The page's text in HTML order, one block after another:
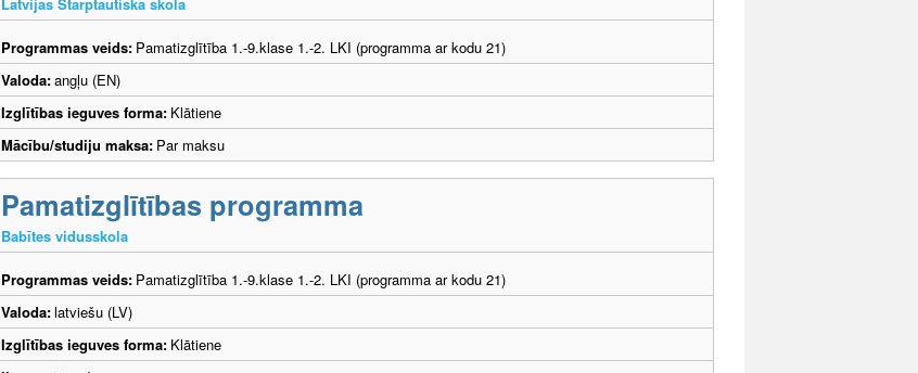
Programmas veids: Pamatizglītība 1.-9.klase 1.-2. LKI (programma ar kodu 21)
Valoda:angļu (EN)
Izglītības ieguves forma: Klātiene
Mācību/studiju maksa: Par maksu
Pamatizglītības programma
Babītes vidusskola
Programmas veids: Pamatizglītība 1.-9.klase 1.-2. LKI (programma ar kodu 21)
Valoda:latviešu (LV)
Izglītības ieguves forma: Klātiene